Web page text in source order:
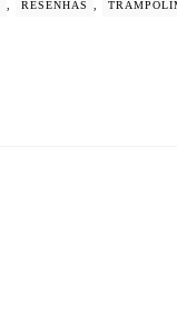
, RESENHAS ,